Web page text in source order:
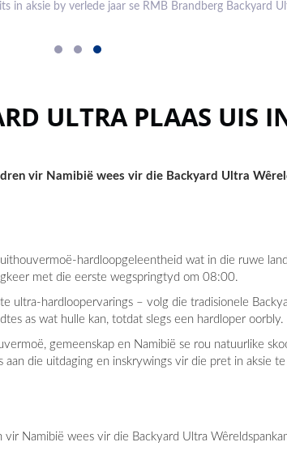
in aksie by verlede jaar se RMB Brandberg Backyard
ULTRA PLAAS UIS
vir Namibië wees vir die Backyard Ultra
hardloopgeleentheid wat in die ruwe
met die eerste wegspringtyd om 08:00.
ultra-hardloopervarings – volg die tradisionele
as wat hulle kan, totdat slegs een hardloper oorbly.
gemeenskap en Namibië se rou natuurlike
die uitdaging en inskrywings vir die pret in aksie te
Namibië wees vir die Backyard Ultra